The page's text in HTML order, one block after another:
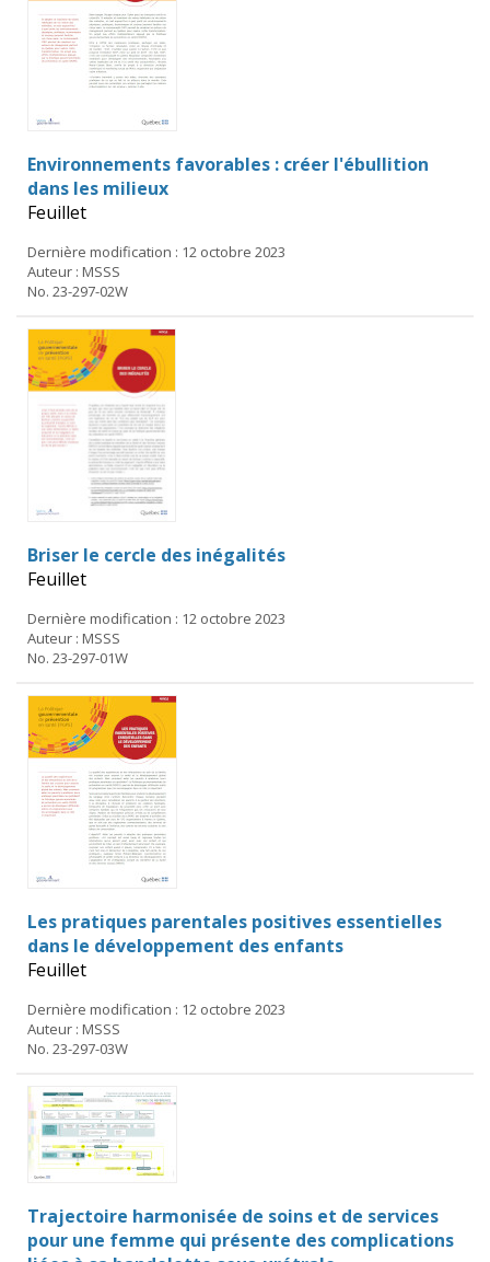
Environnements favorables : créer l'ébullition
dans les milieux
Feuillet
Dernière modification : 12 octobre 2023
Auteur : MSSS
No. 23-297-02W
Briser le cercle des inégalités
Feuillet
Dernière modification : 12 octobre 2023
Auteur : MSSS
No. 23-297-01W
Les pratiques parentales positives essentielles
dans le développement des enfants
Feuillet
Dernière modification : 12 octobre 2023
Auteur : MSSS
No. 23-297-03W
Trajectoire harmonisée de soins et de services
pour une femme qui présente des complications